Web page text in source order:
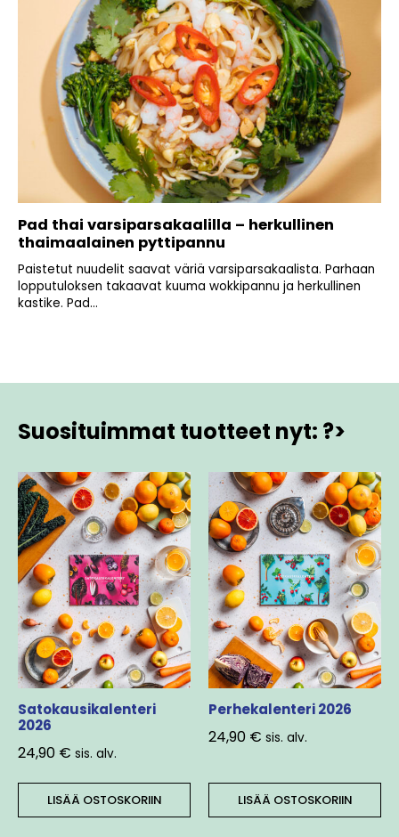
Pad thai varsiparsakaalilla – herkullinen
thaimaalainen pyttipannu
Paistetut nuudelit saavat väriä varsiparsakaalista. Parhaan
lopputuloksen takaavat kuuma wokkipannu ja herkullinen
kastike. Pad...
Suosituimmat tuotteet nyt: ?>
Satokausikalenteri
2026
24,90 € sis. alv.
LISÄÄ OSTOSKORIIN
Perhekalenteri 2026
24,90 € sis. alv.
LISÄÄ OSTOSKORIIN